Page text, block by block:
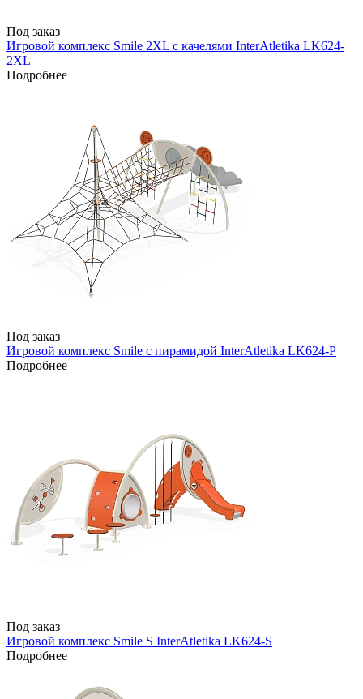
Под заказ
Игровой комплекс Smile 2XL с качелями InterAtletika LK624-
2XL
Подробнее
Под заказ
Игровой комплекс Smile с пирамидой InterAtletika LK624-P
Подробнее
Под заказ
Игровой комплекс Smile S InterAtletika LK624-S
Подробнее